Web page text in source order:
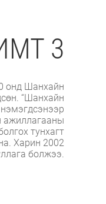
3
онд Шанхайн
“Шанхайн
тунхагт
Харин 2002
болжээ.